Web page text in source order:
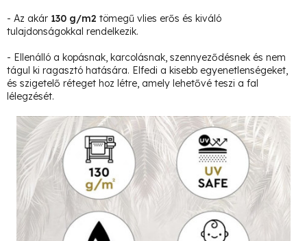
- Az akár 130 g/m2 tömegű vlies erős és kiváló
tulajdonságokkal rendelkezik.
- Ellenálló a kopásnak, karcolásnak, szennyeződésnek és nem
tágul ki ragasztó hatására. Elfedi a kisebb egyenetlenségeket,
és szigetelő réteget hoz létre, amely lehetővé teszi a fal
lélegzését.